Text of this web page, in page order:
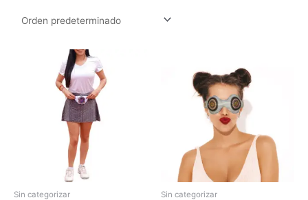
Sin categorizar Sin categorizar